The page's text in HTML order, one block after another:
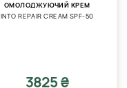
ОМОЛОДЖУЮЧИЙ КРЕМ
INTO REPAIR CREAM SPF-50
3825 ₴